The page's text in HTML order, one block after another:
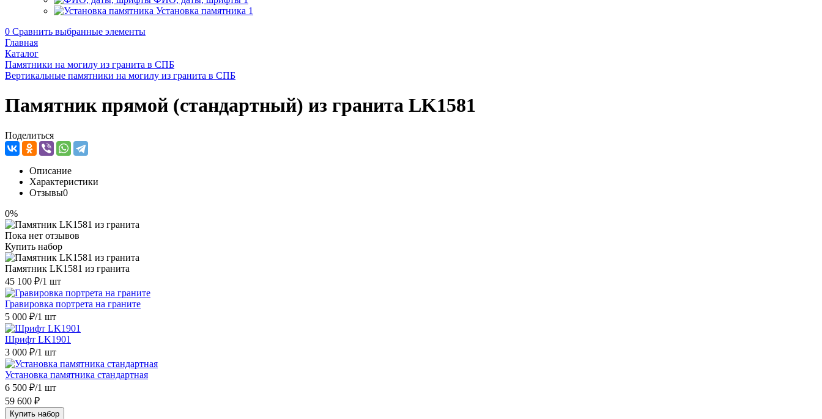
Установка памятника 1
0 Сравнить выбранные элементы
Главная
Каталог
Памятники на могилу из гранита в СПБ
Вертикальные памятники на могилу из гранита в СПБ
Памятник прямой (стандартный) из гранита LK1581
Поделиться
Описание
Характеристики
Отзывы0
0%
Пока нет отзывов
Купить набор
Памятник LK1581 из гранита
45 100 ₽/1 шт
Гравировка портрета на граните
5 000 ₽/1 шт
Шрифт LK1901
3 000 ₽/1 шт
Установка памятника стандартная
6 500 ₽/1 шт
59 600 ₽
Купить набор